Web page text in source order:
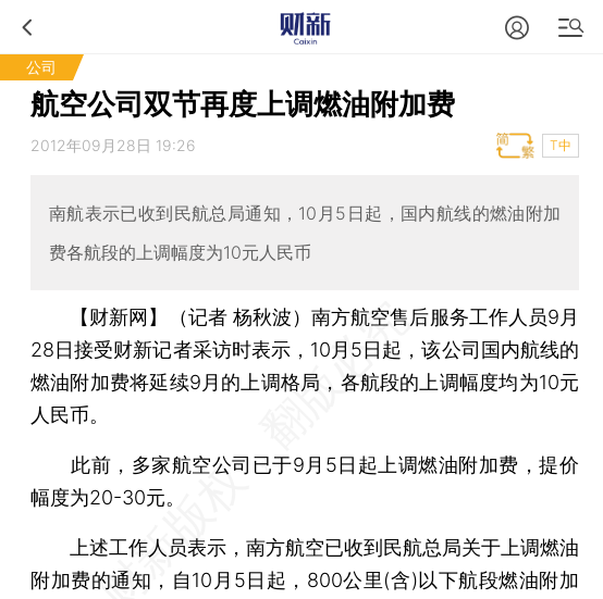
公司
航空公司双节再度上调燃油附加费
2012年09月28日 19:26 T中
南航表示已收到民航总局通知，10月5日起，国内航线的燃油附加
费各航段的上调幅度为10元人民币
【财新网】（记者 杨秋波）南方航空售后服务工作人员9月
28日接受财新记者采访时表示，10月5日起，该公司国内航线的
燃油附加费将延续9月的上调格局，各航段的上调幅度均为10元
人民币。
此前，多家航空公司已于9月5日起上调燃油附加费，提价
幅度为20-30元。
上述工作人员表示，南方航空已收到民航总局关于上调燃油
附加费的通知，自10月5日起，800公里(含)以下航段燃油附加